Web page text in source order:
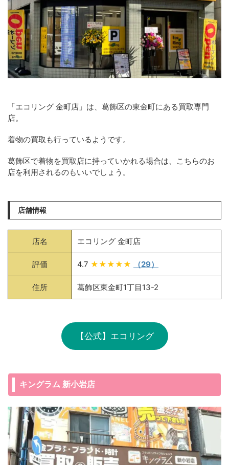
「エコリング 金町店」は、葛飾区の東金町にある買取専門
店。
着物の買取も行っているようです。
葛飾区で着物を買取店に持っていかれる場合は、こちらのお
店を利用されるのもいいでしょう。
店舗情報
店名 エコリング 金町店
評価 4.7 ★★★★★ （29）
住所 葛飾区東金町1丁目13-2
【公式】エコリング
キングラム 新小岩店